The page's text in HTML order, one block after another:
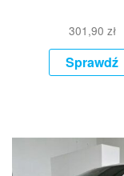
301,90 zł
Sprawdź